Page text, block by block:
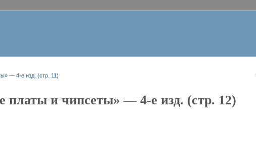
— 4-е изд. (стр. 11)
платы и чипсеты» — 4-е изд. (стр. 12)